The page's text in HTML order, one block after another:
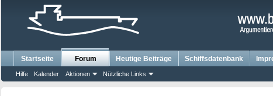
Startseite Forum
Hilfe Kalender Aktionen Nützliche Links
Heutige Beiträge Schiffsdatenbank